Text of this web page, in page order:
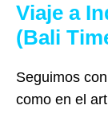
Viaje a
(Bali
Seguimos
como en el